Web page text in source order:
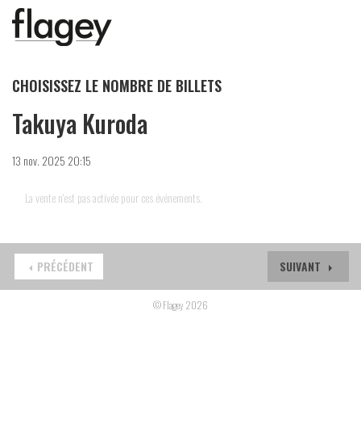
CHOISISSEZ LE NOMBRE DE BILLETS
Takuya Kuroda
13 nov. 2025 20:15
La vente n'est pas activée pour ces événements.
SUIVANT
PRÉCÉDENT
© Flagey 2026